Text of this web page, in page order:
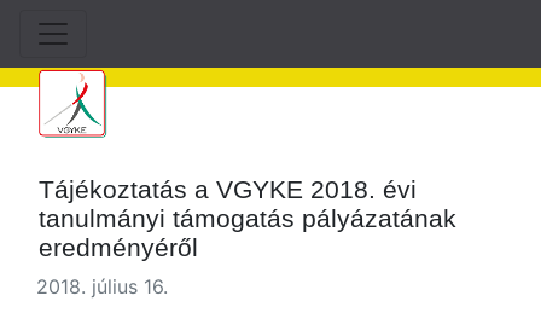
Tájékoztatás a VGYKE 2018. évi
tanulmányi támogatás pályázatának
eredményéről
2018. július 16.